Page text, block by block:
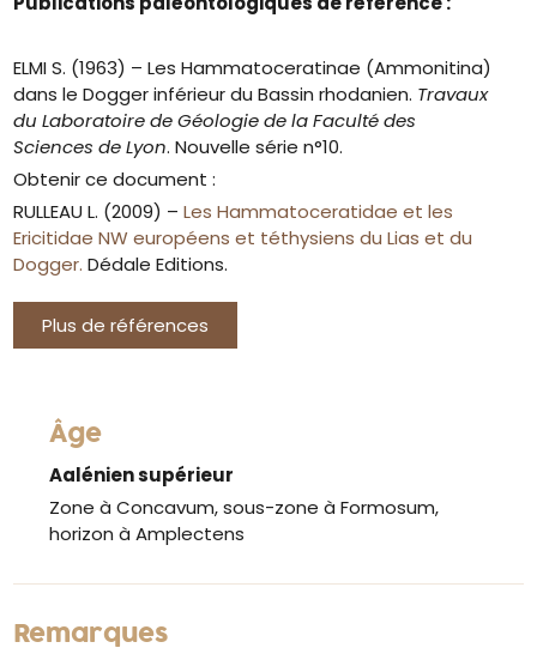
ELMI S. (1963) – Les Hammatoceratinae (Ammonitina)
dans le Dogger inférieur du Bassin rhodanien. Travaux
du Laboratoire de Géologie de la Faculté des
Sciences de Lyon. Nouvelle série n°10.
Obtenir ce document :
RULLEAU L. (2009) –Les Hammatoceratidae et les
Ericitidae NW européens et téthysiens du Lias et du
Dogger.Dédale Editions.
Plus de références
Âge
Aalénien supérieur
Zone à Concavum, sous-zone à Formosum,
horizon à Amplectens
Remarques